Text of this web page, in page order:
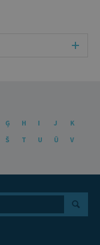
Ģ H I J
K
Š T U Ū
V